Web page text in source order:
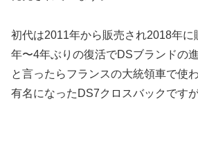
初代は2011年から販売され2018年に
年〜4年ぶりの復活でDSブランドの
と言ったらフランスの大統領車で使
有名になったDS7クロスバックです